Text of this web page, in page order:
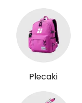
Plecaki